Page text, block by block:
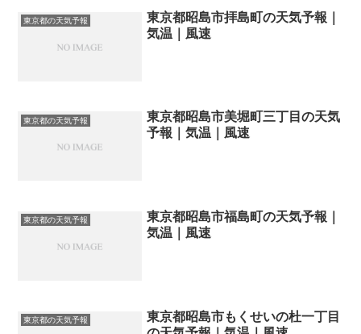
東京都の天気予報
東京都昭島市拝島町の天気予報｜
気温｜風速
東京都の天気予報
東京都昭島市美堀町三丁目の天気
予報｜気温｜風速
東京都の天気予報
東京都昭島市福島町の天気予報｜
気温｜風速
東京都の天気予報
東京都昭島市もくせいの杜一丁目